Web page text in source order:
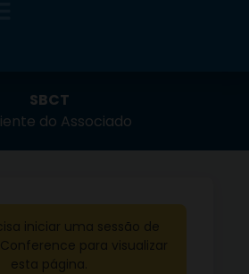
SBCT
do Associado
iniciar uma sessão de
para visualizar
esta página.